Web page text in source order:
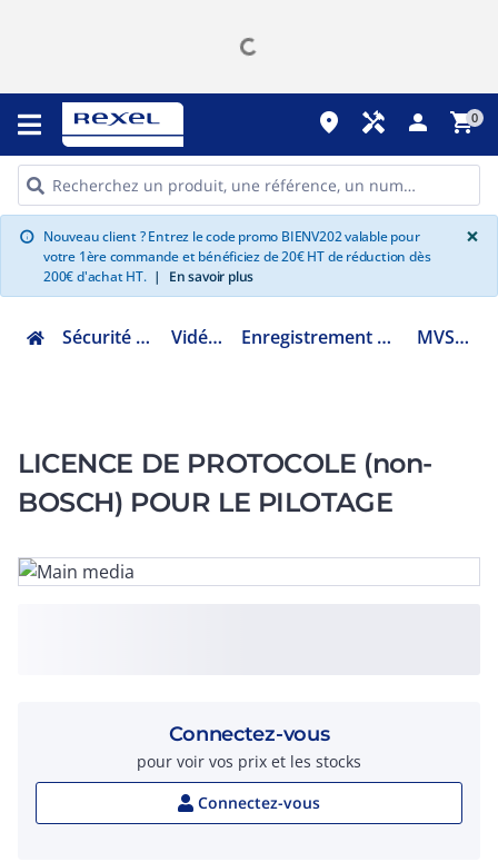
place handyman person shopping_cart0
info Nouveau client ? Entrez le code promo BIENV202 valable pour
votre 1ère commande et bénéficiez de 20€ HT de réduction dès
200€ d'achat HT. | En savoir plus
×
Sécurité et communication Vidéoprotection Enregistrement vidéopro. IP, NVR et serveur MVS-FCOM-PRCL
LICENCE DE PROTOCOLE (non-
BOSCH) POUR LE PILOTAGE
Connectez-vous
pour voir vos prix et les stocks
Connectez-vous